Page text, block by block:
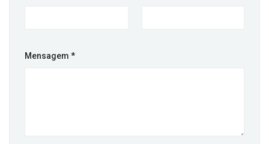
Mensagem *